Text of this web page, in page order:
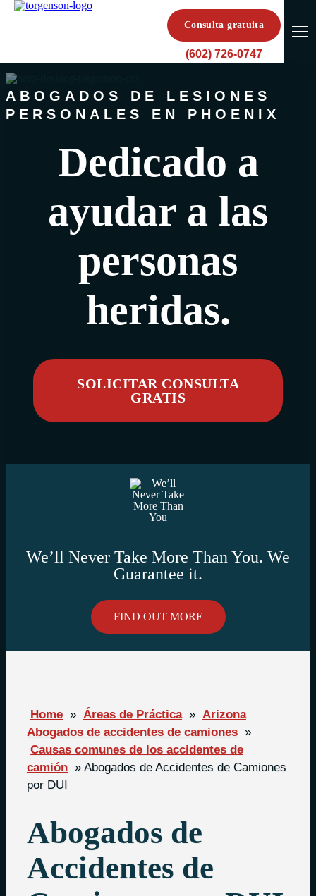
Consulta gratuita
(602) 726-0747
ABOGADOS DE LESIONES
PERSONALES EN PHOENIX
Dedicado a
ayudar a las
personas
heridas.
SOLICITAR CONSULTA
GRATIS
We’ll Never Take More Than You. We
Guarantee it.
FIND OUT MORE
Home » Áreas de Práctica » Arizona
Abogados de accidentes de camiones »
Causas comunes de los accidentes de
camión » Abogados de Accidentes de Camiones
por DUI
Abogados de
Accidentes de